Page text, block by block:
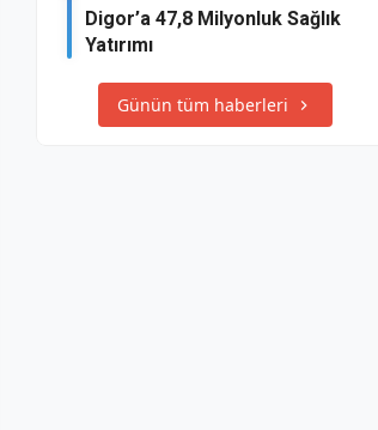
Digor’a 47,8 Milyonluk Sağlık
Yatırımı
Günün tüm haberleri